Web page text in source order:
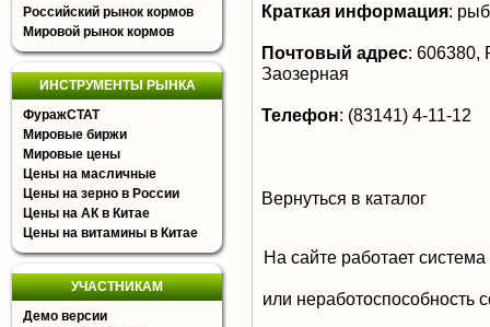
Российский рынок кормов
Мировой рынок кормов
ИНСТРУМЕНТЫ РЫНКА
ФуражСТАТ
Мировые биржи
Мировые цены
Цены на масличные
Цены на зерно в России
Цены на АК в Китае
Цены на витамины в Китае
УЧАСТНИКАМ
Демо версии
Краткая информация:
Почтовый адрес: 606380,
Заозерная
Телефон: (83141) 4-11-12
Вернуться в каталог
На сайте работает
или неработоспособность